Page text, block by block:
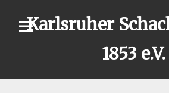
Karlsruher
1853 e.V.